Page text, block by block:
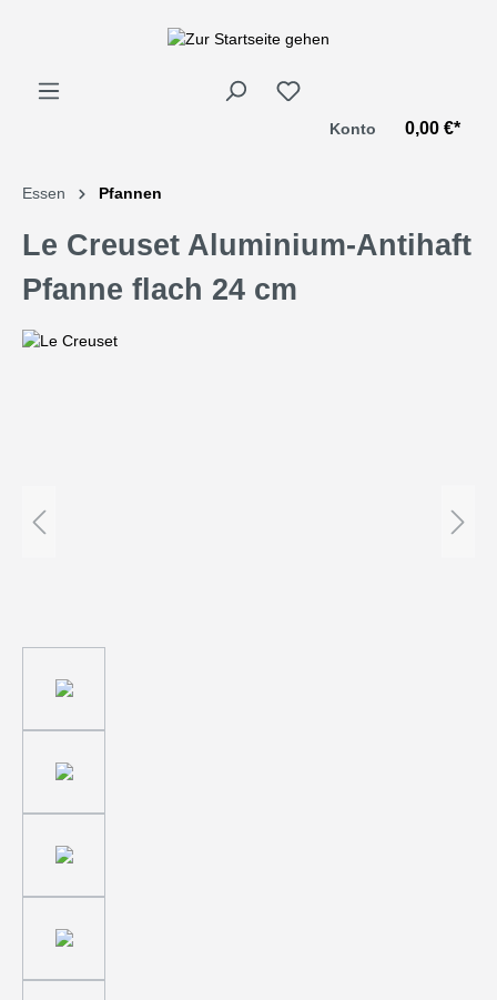
Konto 0,00 €*
Essen Pfannen
Le Creuset Aluminium-Antihaft
Pfanne flach 24 cm